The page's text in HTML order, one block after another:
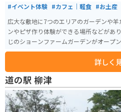
です。 観光の拠点としても最適なので、
#イベント体験 #カフェ｜軽食 #お土産
広大な敷地に7つのエリアのガーデンや
ンやピザ作り体験ができる場所などがあ
じのショーンファームガーデンがオープ
場主の家」や「ひつじの小屋」がリアル
一緒になって楽しめるエリアです。詳しく
道の駅 柳津